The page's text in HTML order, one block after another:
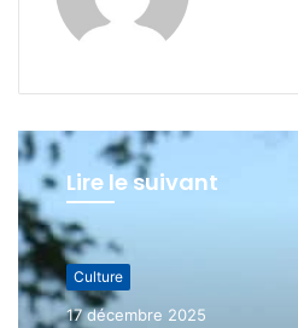
Lire le suivant
Culture
17 décembre 2025